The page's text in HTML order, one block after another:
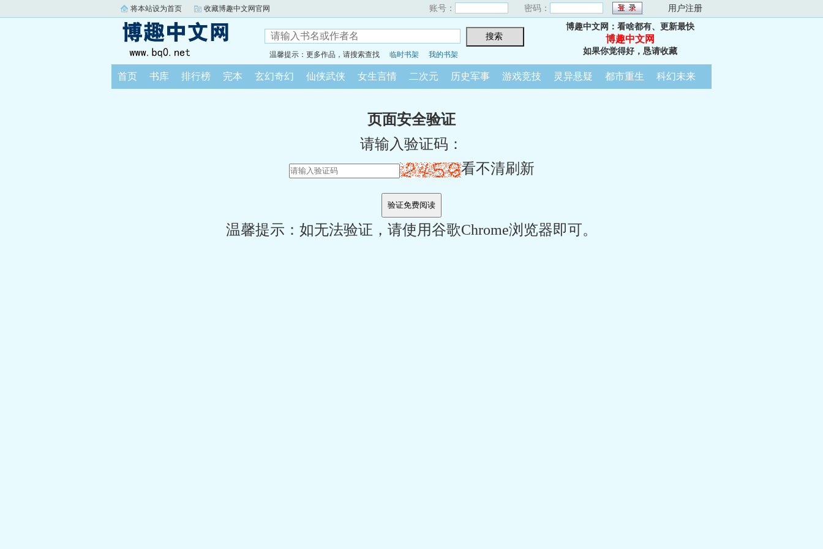
将本站设为首页 收藏博趣中文网官网 账号： 密码： 用户注册
温馨提示：更多作品，请搜索查找 临时书架 我的书架
博趣中文网：看啥都有、更新最快
博趣中文网
如果你觉得好，恳请收藏
首页 书库 排行榜 完本 玄幻奇幻 仙侠武侠 女生言情 二次元 历史军事 游戏竞技 灵异悬疑 都市重生 科幻未来
页面安全验证
请输入验证码：
看不清刷新
温馨提示：如无法验证，请使用谷歌Chrome浏览器即可。